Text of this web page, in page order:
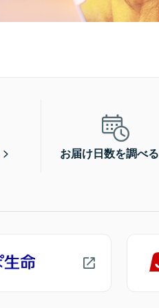
お届け日数を調べる